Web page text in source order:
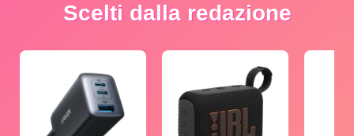
Scelti dalla redazione